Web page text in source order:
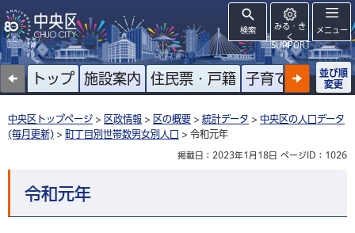
検索
みる・き
く
SUPPORT
メニュー
トップ 施設案内 住民票・戸籍 子育て 高齢者
並び順
変更
中央区トップページ > 区政情報 > 区の概要 > 統計データ > 中央区の人口データ
(毎月更新) > 町丁目別世帯数男女別人口 > 令和元年
掲載日：2023年1月18日 ページID：1026
令和元年